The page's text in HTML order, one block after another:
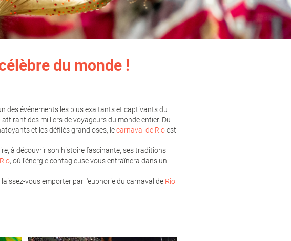
du monde !
des événements les plus exaltants et captivants du
des milliers de voyageurs du monde entier. Du
et les défilés grandioses, lecarnaval de Rioest
à découvrir son histoire fascinante, ses traditions
Rio, où l'énergie contagieuse vous entraînera dans un
vous emporter par l'euphorie du carnaval de Rio